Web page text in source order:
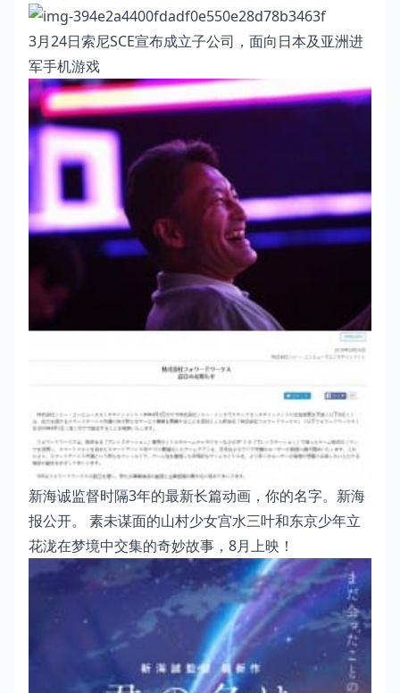
3月24日索尼SCE宣布成立子公司，面向日本及亚洲进
军手机游戏
新海诚监督时隔3年的最新长篇动画，你的名字。新海
报公开。 素未谋面的山村少女宫水三叶和东京少年立
花泷在梦境中交集的奇妙故事，8月上映！